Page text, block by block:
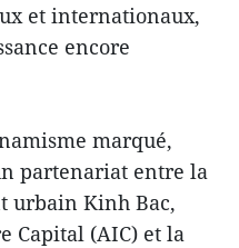
et internationaux,
encore
marqué,
partenariat entre la
urbain Kinh Bac,
Capital (AIC) et la